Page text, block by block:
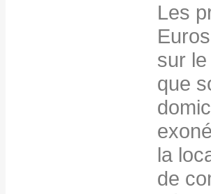
Les
sur
que
la
de